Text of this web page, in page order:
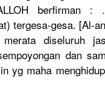
berfirman :
) tergesa-gesa. [Al-
diseluruh
n dan
yg maha